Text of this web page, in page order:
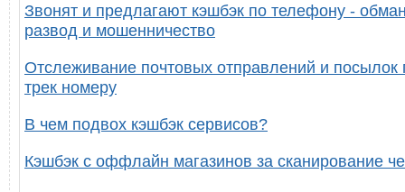
Звонят и предлагают кэшбэк по телефону -
развод и мошенничество
Отслеживание почтовых отправлений и посылок
трек номеру
В чем подвох кэшбэк сервисов?
Кэшбэк с оффлайн магазинов за сканирование